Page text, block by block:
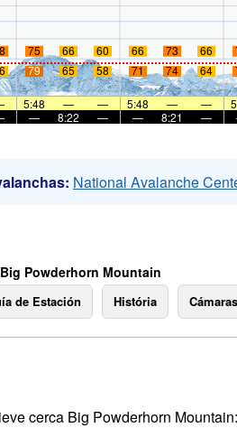
75 66 60 66 73 66
79 65 58 71 74 64
5:48 — — 5:48 — —
— 8:22 — — 8:21 —
National Avalanche
Powderhorn Mountain
de Estación História
cerca Big Powderhorn Mountain: